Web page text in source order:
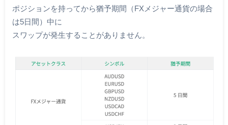
ポジションを持ってから猶予期間（FXメジャー通貨の場合
は5日間）中に
スワップが発生することがありません。